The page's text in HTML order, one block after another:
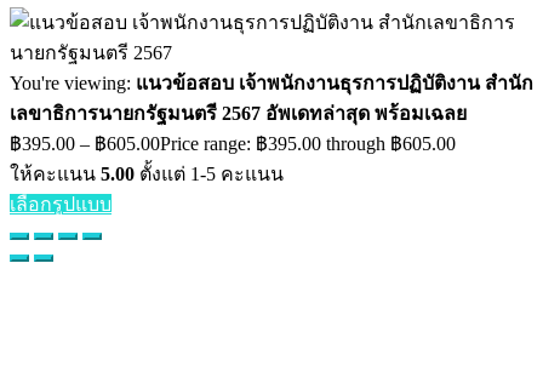
You're viewing: แนวข้อสอบ เจ้าพนักงานธุรการปฏิบัติงาน สำนัก
เลขาธิการนายกรัฐมนตรี 2567 อัพเดทล่าสุด พร้อมเฉลย
฿395.00 – ฿605.00Price range: ฿395.00 through ฿605.00
ให้คะแนน 5.00 ตั้งแต่ 1-5 คะแนน
เลือกรูปแบบ